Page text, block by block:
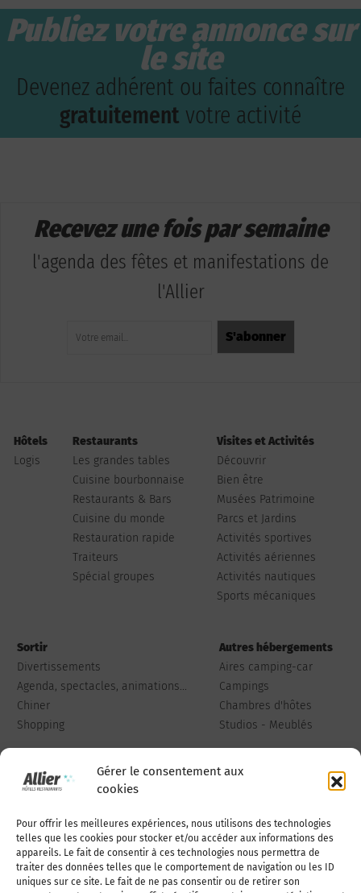
Gérer le consentement aux
cookies
Pour offrir les meilleures expériences, nous utilisons des technologies
telles que les cookies pour stocker et/ou accéder aux informations des
appareils. Le fait de consentir à ces technologies nous permettra de
traiter des données telles que le comportement de navigation ou les ID
uniques sur ce site. Le fait de ne pas consentir ou de retirer son
Publiez votre annonce sur
le site
Devenez adhérent ou faites connaître
gratuitement votre activité
Recevez une fois par semaine
l'agenda des fêtes et manifestations de
l'Allier
Hôtels
Logis
Restaurants
Les grandes tables
Cuisine bourbonnaise
Restaurants & Bars
Cuisine du monde
Restauration rapide
Traiteurs
Spécial groupes
Visites et Activités
Découvrir
Bien être
Musées Patrimoine
Parcs et Jardins
Activités sportives
Activités aériennes
Activités nautiques
Sports mécaniques
Sortir
Divertissements
Agenda, spectacles, animations...
Chiner
Shopping
Autres hébergements
Aires camping-car
Campings
Chambres d'hôtes
Studios - Meublés
Qui sommes-nous Publiez votre annonce